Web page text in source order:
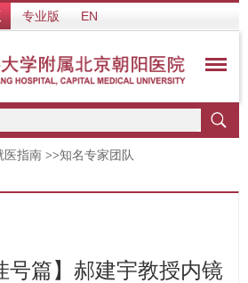
专业版 EN
医指南 >>知名专家团队
号篇】郝建宇教授内镜